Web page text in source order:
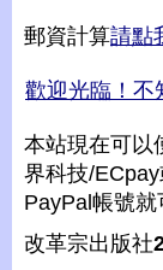
郵資計算請點
歡迎光臨！不
本站現在可以
界科技/
PayPal帳號就
改革宗出版社